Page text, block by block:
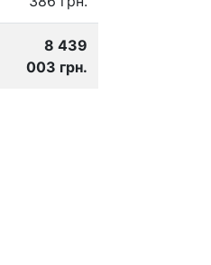
8 439
003 грн.